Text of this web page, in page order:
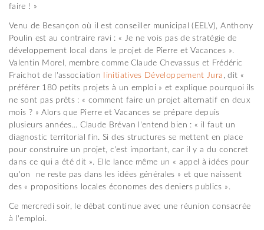
faire ! »
Venu de Besançon où il est conseiller municipal (EELV), Anthony
Poulin est au contraire ravi : « Je ne vois pas de stratégie de
développement local dans le projet de Pierre et Vacances ».
Valentin Morel, membre comme Claude Chevassus et Frédéric
Fraichot de l'association
Iinitiatives Développement Jura , dit «
préférer 180 petits projets à un emploi » et explique pourquoi ils
ne sont pas prêts : « comment faire un projet alternatif en deux
mois ? » Alors que Pierre et Vacances se prépare depuis
plusieurs années... Claude Brévan l'entend bien : « il faut un
diagnostic territorial fin. Si des structures se mettent en place
pour construire un projet, c'est important, car il y a du concret
dans ce qui a été dit ». Elle lance même un « appel à idées pour
qu'on ne reste pas dans les idées générales » et que naissent
des « propositions locales économes des deniers publics ».
Ce mercredi soir, le débat continue avec une réunion consacrée
à l'emploi.